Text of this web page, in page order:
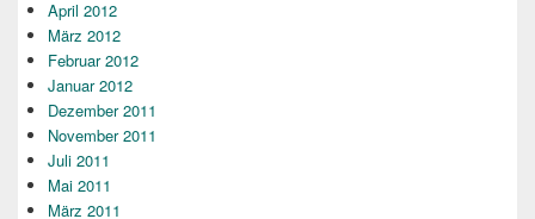
April 2012
März 2012
Februar 2012
Januar 2012
Dezember 2011
November 2011
Juli 2011
Mai 2011
März 2011